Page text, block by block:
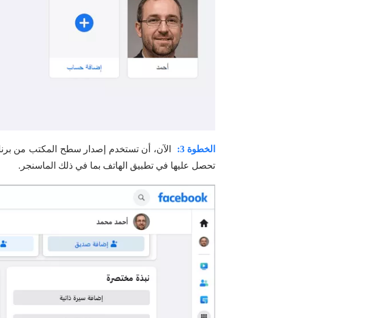
الخطوة 3:
الآن، أن تستخدم إصدار سطح المكتب من
تحصل عليها في تطبيق الهاتف بما في ذلك الماسنجر.